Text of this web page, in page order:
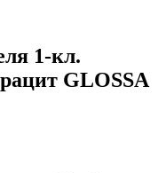
1-кл.
GLOSSA